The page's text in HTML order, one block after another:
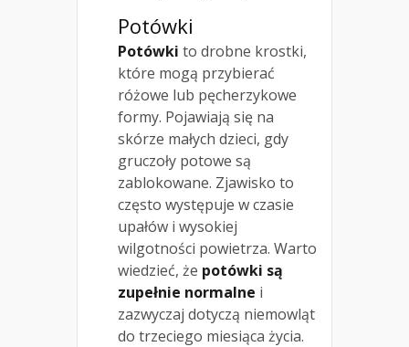
Potówki
Potówki to drobne krostki,
które mogą przybierać
różowe lub pęcherzykowe
formy. Pojawiają się na
skórze małych dzieci, gdy
gruczoły potowe są
zablokowane. Zjawisko to
często występuje w czasie
upałów i wysokiej
wilgotności powietrza. Warto
wiedzieć, że potówki są
zupełnie normalne i
zazwyczaj dotyczą niemowląt
do trzeciego miesiąca życia.